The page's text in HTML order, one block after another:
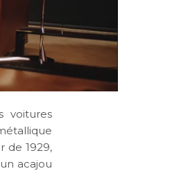
voitures
de 1929,
acajou